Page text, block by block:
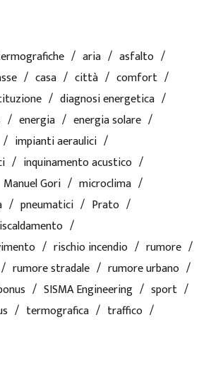
aria
asfalto
casa città
comfort
diagnosi energetica
energia
energia solare
impianti aeraulici
inquinamento acustico
Manuel Gori
microclima
pneumatici
Prato
rischio incendio
rumore
rumore stradale
rumore urbano
SISMA Engineering
sport
termografica
traffico